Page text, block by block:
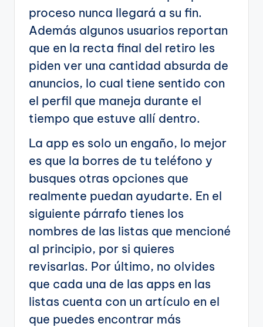
proceso nunca llegará a su fin.
Además algunos usuarios reportan
que en la recta final del retiro les
piden ver una cantidad absurda de
anuncios, lo cual tiene sentido con
el perfil que maneja durante el
tiempo que estuve allí dentro.
La app es solo un engaño, lo mejor
es que la borres de tu teléfono y
busques otras opciones que
realmente puedan ayudarte. En el
siguiente párrafo tienes los
nombres de las listas que mencioné
al principio, por si quieres
revisarlas. Por último, no olvides
que cada una de las apps en las
listas cuenta con un artículo en el
que puedes encontrar más